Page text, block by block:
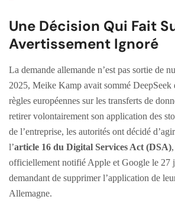
Une Décision Qui Fait
Avertissement Ignoré
La demande allemande n’est pas sortie de
2025, Meike Kamp avait sommé DeepSeek
règles européennes sur les transferts de
retirer volontairement son application des
de l’entreprise, les autorités ont décidé
l’article 16 du Digital Services Act (DSA)
officiellement notifié Apple et Google le 27
demandant de supprimer l’application de
Allemagne.